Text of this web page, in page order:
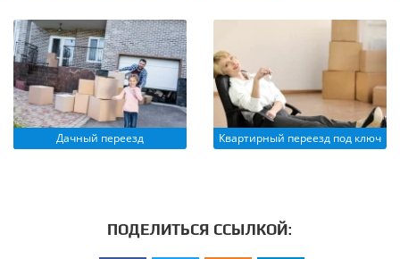
Дачный переезд Квартирный переезд под ключ
ПОДЕЛИТЬСЯ ССЫЛКОЙ: